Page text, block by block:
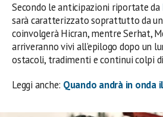
Secondo le anticipazioni riportate da
sarà caratterizzato soprattutto da
coinvolgerà Hicran, mentre Serhat,
arriveranno vivi all’epilogo dopo un
ostacoli, tradimenti e continui colpi
Leggi anche: Quando andrà in onda